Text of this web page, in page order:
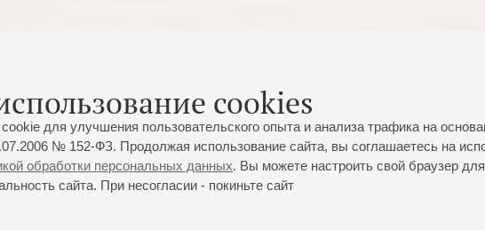
cookies
для улучшения пользовательского опыта и анализа трафика на
№ 152-ФЗ. Продолжая использование сайта, вы соглашаетесь на
обработки персональных данных. Вы можете настроить свой браузер
сайта. При несогласии - покиньте сайт